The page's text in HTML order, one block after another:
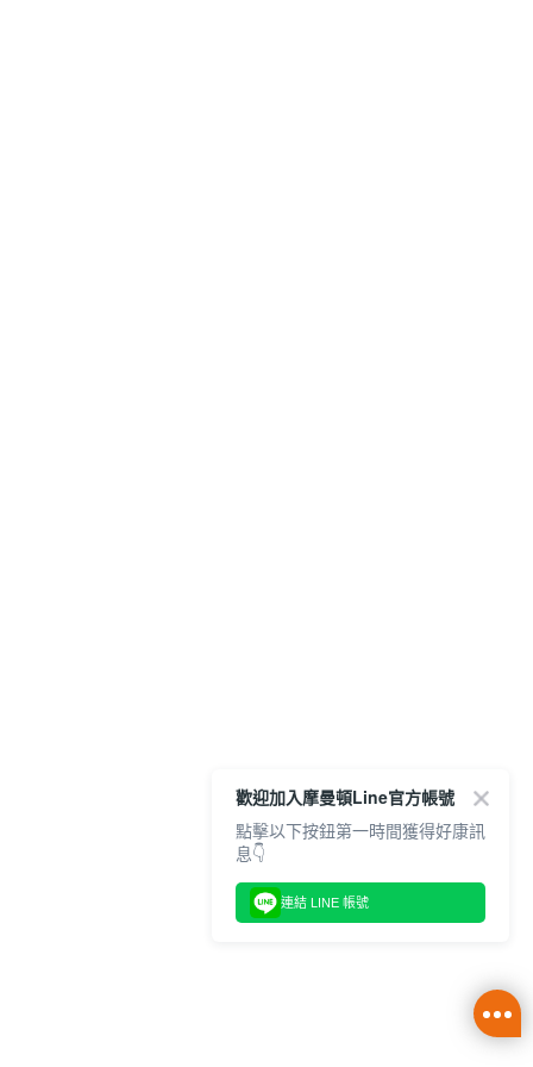
歡迎加入摩曼頓Line官方帳號
點擊以下按鈕第一時間獲得好康訊
息👇
連結 LINE 帳號